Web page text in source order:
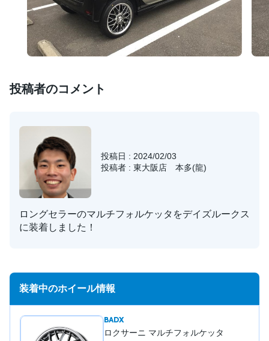
投稿者のコメント
投稿日 : 2024/02/03
投稿者 : 東大阪店 本多(龍)
ロングセラーのマルチフォルケッタをデイズルークス
に装着しました！
装着中のホイール情報
BADX
ロクサーニ マルチフォルケッタ